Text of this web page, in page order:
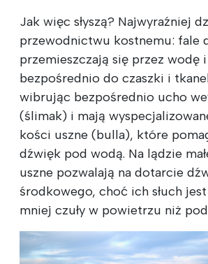
Jak więc słyszą? Najwyraźniej
przewodnictwu kostnemu: fale
przemieszczają się przez wodę
bezpośrednio do czaszki i
wibrując bezpośrednio ucho
(ślimak) i mają
kości uszne (bulla), które
dźwięk pod wodą. Na lądzie
uszne pozwalają na dotarcie
środkowego, choć ich słuch
mniej czuły w powietrzu niż